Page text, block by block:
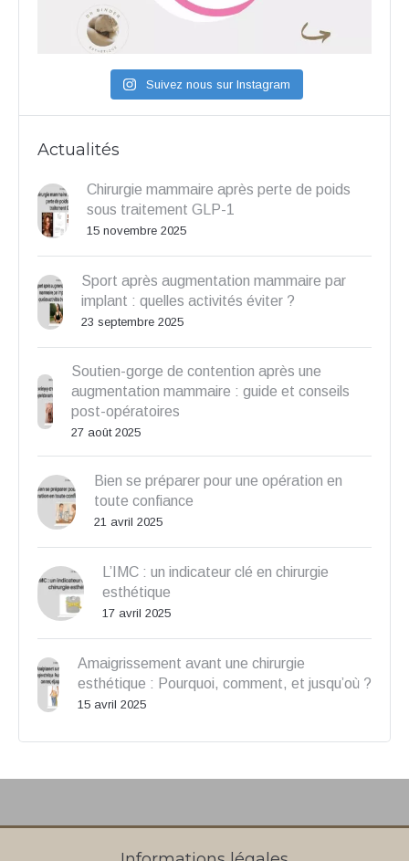
Suivez nous sur Instagram
Actualités
Chirurgie mammaire après perte de poids
sous traitement GLP-1
15 novembre 2025
Sport après augmentation mammaire par
implant : quelles activités éviter ?
23 septembre 2025
Soutien-gorge de contention après une
augmentation mammaire : guide et conseils
post-opératoires
27 août 2025
Bien se préparer pour une opération en
toute confiance
21 avril 2025
L’IMC : un indicateur clé en chirurgie
esthétique
17 avril 2025
Amaigrissement avant une chirurgie
esthétique : Pourquoi, comment, et jusqu’où ?
15 avril 2025